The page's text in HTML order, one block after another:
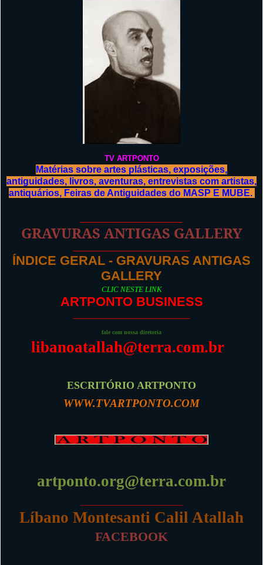
TV ARTPONTO
Matérias sobre artes plásticas, exposições,
antiguidades, livros, aventuras, entrevistas com artistas,
antiquários, Feiras de Antiguidades do MASP E MUBE.
GRAVURAS ANTIGAS GALLERY
ÍNDICE GERAL - GRAVURAS ANTIGAS
GALLERY
CLIC NESTE LINK
ARTPONTO BUSINESS
fale com nossa diretoria
libanoatallah@terra.com.br
ESCRITÓRIO ARTPONTO
WWW.TVARTPONTO.COM
artponto.org@terra.com.br
Líbano Montesanti Calil Atallah
FACEBOOK